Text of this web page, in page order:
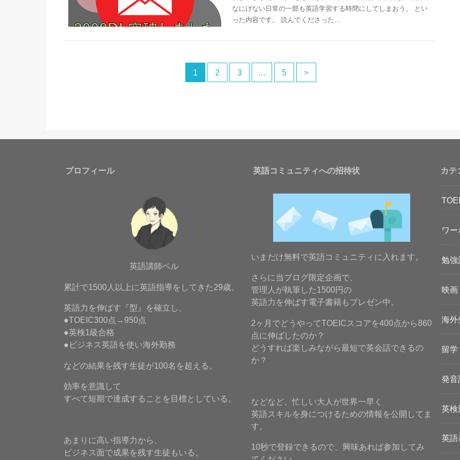
なにげない日常の一部も英語学習する時間にしてしまおう。 とい
った内容です。 読んでくださった…
1 2 3 … 5 >
プロフィール
英語講師ベル
累計で1500人以上に英語指導をしてきた29歳。
英語力を伸ばす『型』を確立し、
●TOEIC300点→950点
●英検1級合格
●ビジネス英語を使い海外勤務
などの結果を残す生徒が100名を超える。
効率を意識して
すべて短期で達成することを目標としている。
あまりに高い指導力から、
ビジネス面で成果を残す生徒もいる。
英語コミュニティへの招待状
いまだけ無料で英語コミュニティに入れます。
さらに当ブログ限定企画で、
管理人が執筆した1500円の
英語力を伸ばす電子書籍もプレゼン中。
2ヶ月でどうやってTOEICスコアを400点から860
点に伸ばしたのか？
どうすれば楽しみながら最短で英会話できるの
か？
などなど、忙しい大人が世界一早く
英語スキルを身につけるための情報を公開してま
す。
10秒で登録できるので、興味あれば参加してみ
カテ
ワー
勉強
映画
海外
留学
発音
英検
英語